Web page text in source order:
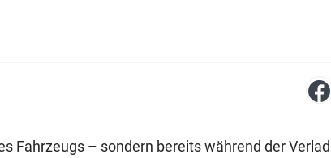
Fahrzeugs – sondern bereits während der